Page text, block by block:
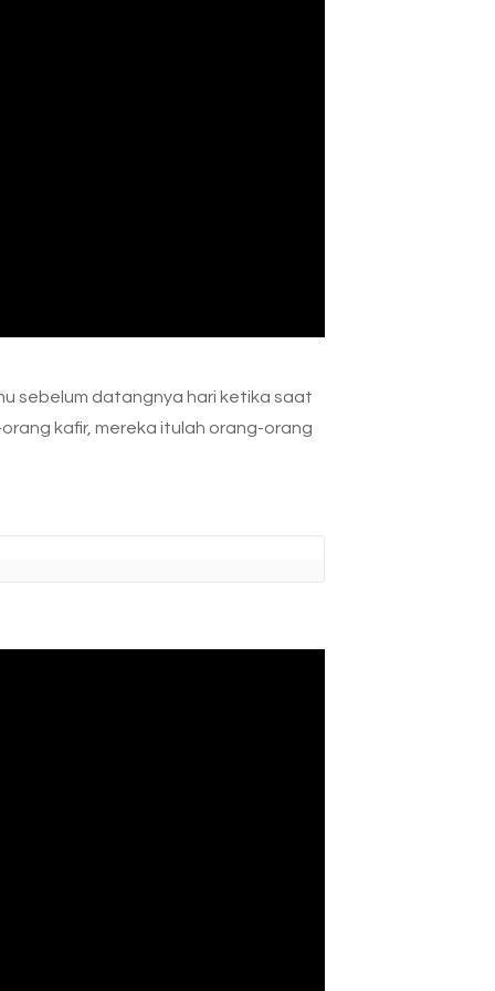
sebelum datangnya hari ketika saat
kafir, mereka itulah orang-orang